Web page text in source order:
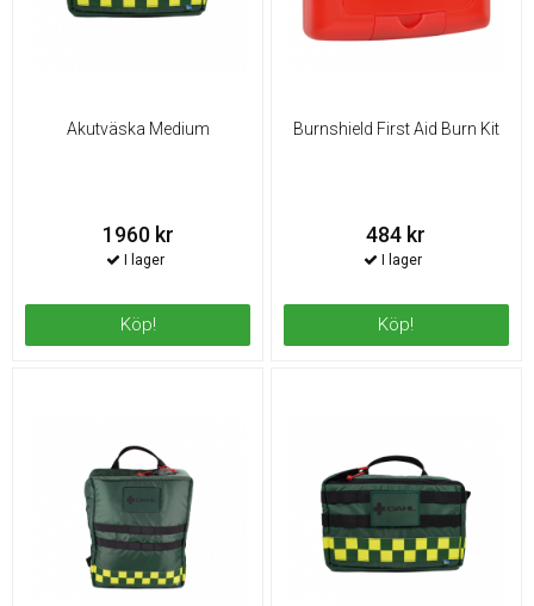
Akutväska Medium
1960 kr
Köp!
Burnshield First Aid Burn Kit
484 kr
Köp!